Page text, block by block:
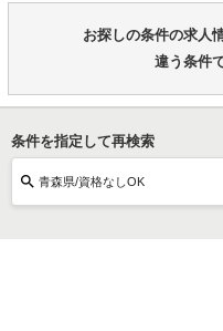
お探しの条件の求人
違う条件
条件を指定して再検索
青森県/資格なしOK